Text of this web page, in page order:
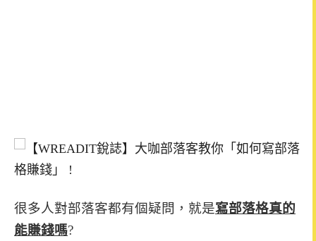
很多人對部落客都有個疑問，就是寫部落格真的
能賺錢嗎?